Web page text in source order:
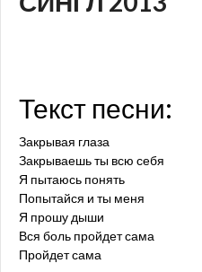
Текст песни:
Закрывая глаза
Закрываешь ты всю себя
Я пытаюсь понять
Попытайся и ты меня
Я прошу дыши
Вся боль пройдет сама
Пройдет сама